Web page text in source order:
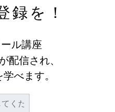
はいないでしょ
紀以上にわたる
録を！
ル講座
配信され、
べます。